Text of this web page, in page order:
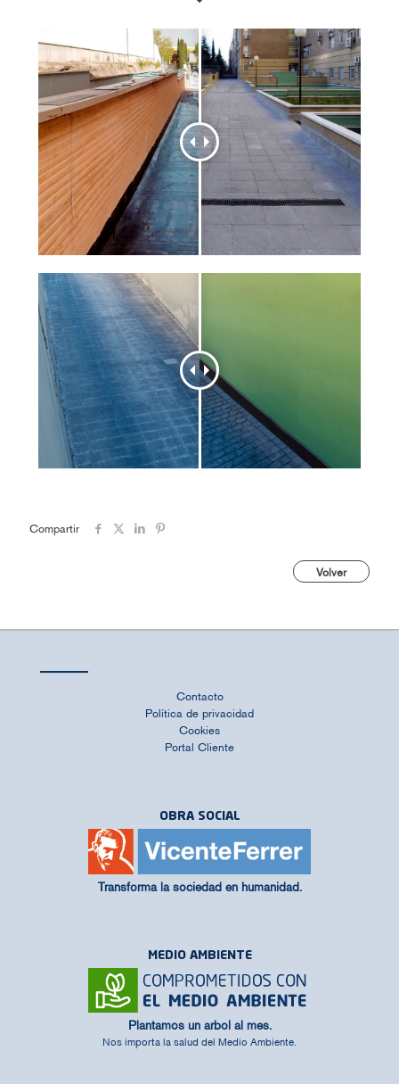
Compartir
Volver
Contacto
Política de privacidad
Cookies
Portal Cliente
OBRA SOCIAL
Transforma la sociedad en humanidad.
MEDIO AMBIENTE
Plantamos un arbol al mes.
Nos importa la salud del Medio Ambiente.